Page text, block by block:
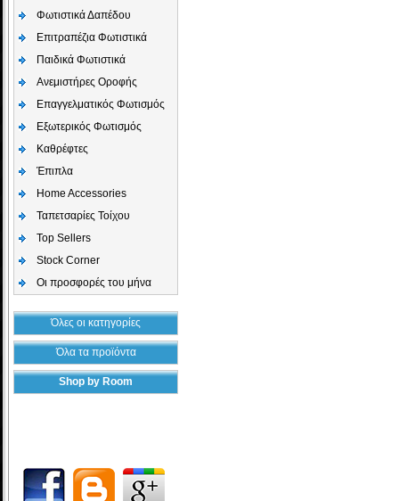
Φωτιστικά Δαπέδου
Επιτραπέζια Φωτιστικά
Παιδικά Φωτιστικά
Aνεμιστήρες Οροφής
Επαγγελματικός Φωτισμός
Εξωτερικός Φωτισμός
Καθρέφτες
Έπιπλα
Home Accessories
Ταπετσαρίες Τοίχου
Top Sellers
Stock Corner
Οι προσφορές του μήνα
Όλες οι κατηγορίες
Όλα τα προϊόντα
Shop by Room